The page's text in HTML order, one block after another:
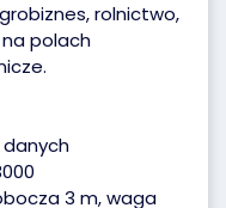
rolnictwo,
polach
3 m, waga